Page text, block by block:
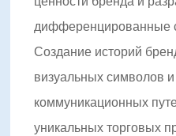
конкурентного
инновационный дизайн
технологии печати и
В будущем Шуофэн
упаковочную индустрию,
дифференцированные
Создание историй
визуальных символов
коммуникационных
уникальных торговых